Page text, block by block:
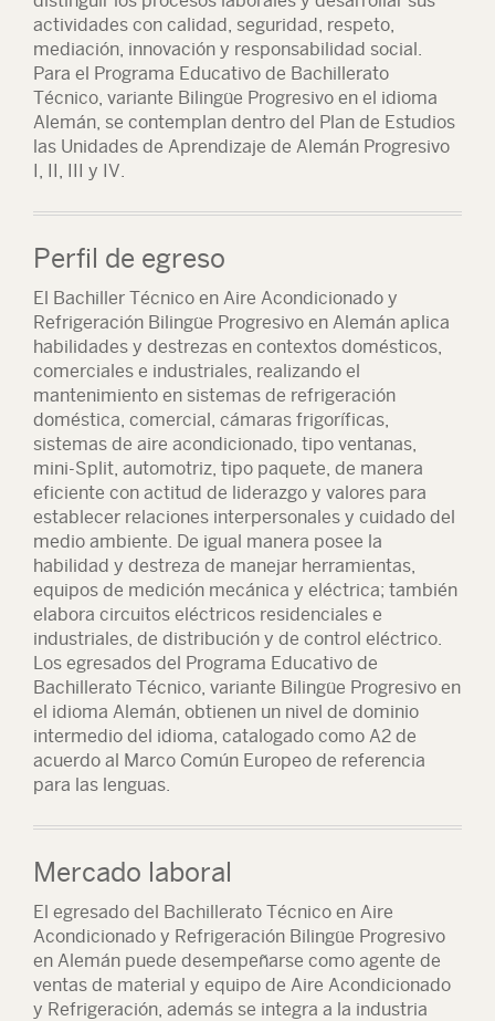
actividades con calidad, seguridad, respeto,
mediación, innovación y responsabilidad social.
Para el Programa Educativo de Bachillerato
Técnico, variante Bilingüe Progresivo en el idioma
Alemán, se contemplan dentro del Plan de Estudios
las Unidades de Aprendizaje de Alemán Progresivo
I, II, III y IV.
Perfil de egreso
El Bachiller Técnico en Aire Acondicionado y
Refrigeración Bilingüe Progresivo en Alemán aplica
habilidades y destrezas en contextos domésticos,
comerciales e industriales, realizando el
mantenimiento en sistemas de refrigeración
doméstica, comercial, cámaras frigoríficas,
sistemas de aire acondicionado, tipo ventanas,
mini-Split, automotriz, tipo paquete, de manera
eficiente con actitud de liderazgo y valores para
establecer relaciones interpersonales y cuidado del
medio ambiente. De igual manera posee la
habilidad y destreza de manejar herramientas,
equipos de medición mecánica y eléctrica; también
elabora circuitos eléctricos residenciales e
industriales, de distribución y de control eléctrico.
Los egresados del Programa Educativo de
Bachillerato Técnico, variante Bilingüe Progresivo en
el idioma Alemán, obtienen un nivel de dominio
intermedio del idioma, catalogado como A2 de
acuerdo al Marco Común Europeo de referencia
para las lenguas.
Mercado laboral
El egresado del Bachillerato Técnico en Aire
Acondicionado y Refrigeración Bilingüe Progresivo
en Alemán puede desempeñarse como agente de
ventas de material y equipo de Aire Acondicionado
y Refrigeración, además se integra a la industria